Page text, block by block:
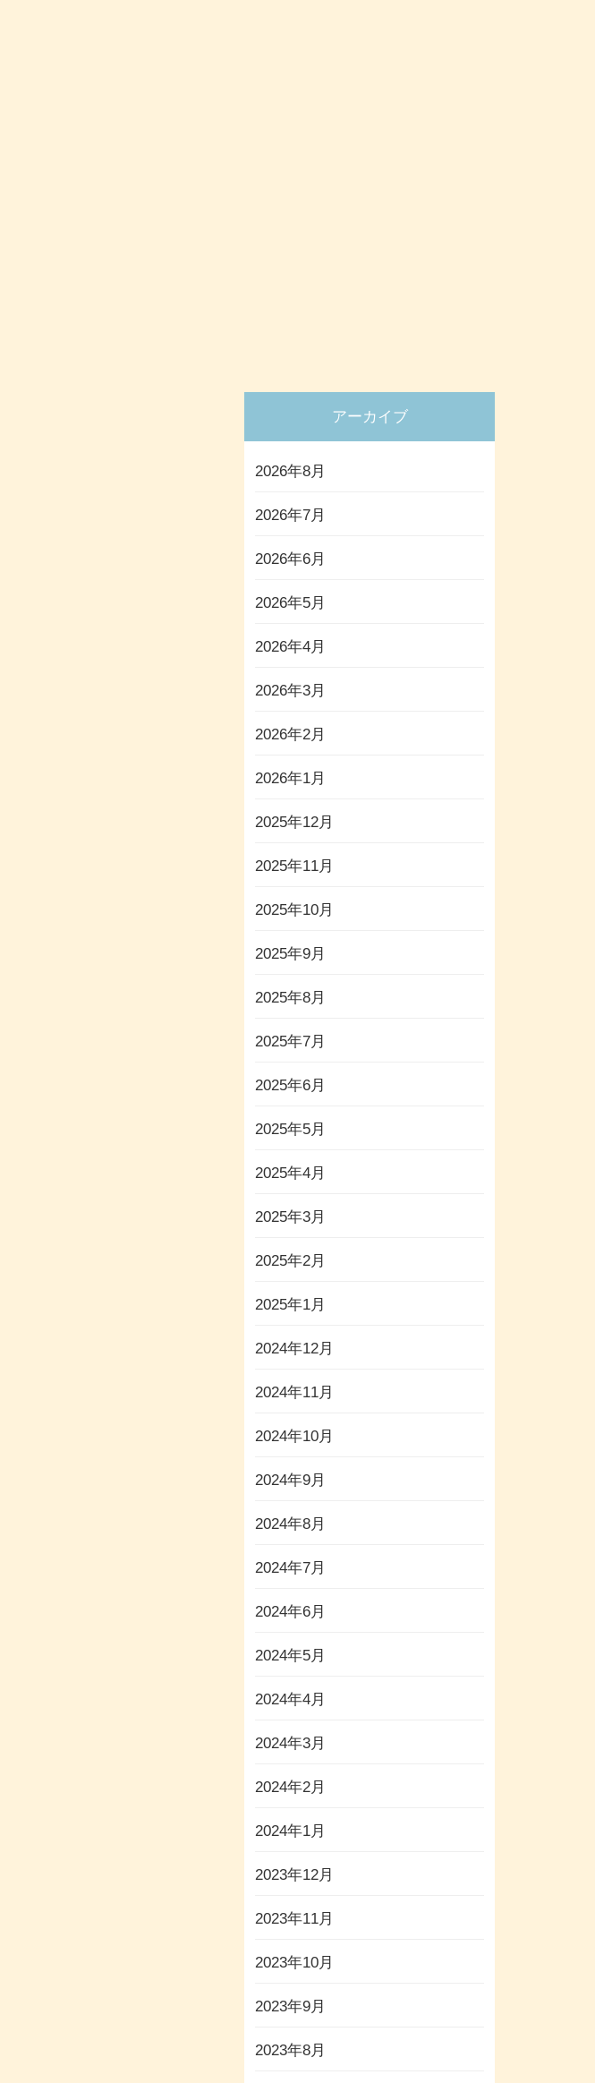
アーカイブ
2026年8月
2026年7月
2026年6月
2026年5月
2026年4月
2026年3月
2026年2月
2026年1月
2025年12月
2025年11月
2025年10月
2025年9月
2025年8月
2025年7月
2025年6月
2025年5月
2025年4月
2025年3月
2025年2月
2025年1月
2024年12月
2024年11月
2024年10月
2024年9月
2024年8月
2024年7月
2024年6月
2024年5月
2024年4月
2024年3月
2024年2月
2024年1月
2023年12月
2023年11月
2023年10月
2023年9月
2023年8月